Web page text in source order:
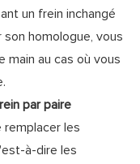
un frein inchangé
homologue, vous
main au cas où vous
par paire
les
à-dire les